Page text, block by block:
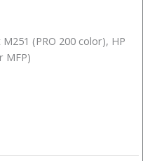
(PRO 200 color), HP
MFP)